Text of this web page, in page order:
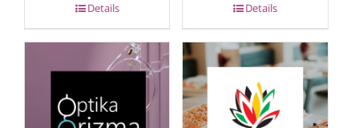
Details Details